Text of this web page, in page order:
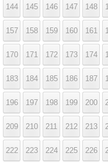
144 145 146 147 148
157 158 159 160 161
170 171 172 173 174
183 184 185 186 187
196 197 198 199 200
209 210 211 212 213
222 223 224 225 226